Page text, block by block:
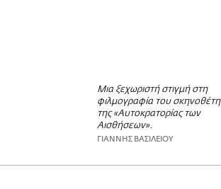
Μια ξεχωριστή στιγμή στη
φιλμογραφία του σκηνοθέτη
της «Αυτοκρατορίας των
Αισθήσεων».
ΓΙΑΝΝΗΣ ΒΑΣΙΛΕΙΟΥ